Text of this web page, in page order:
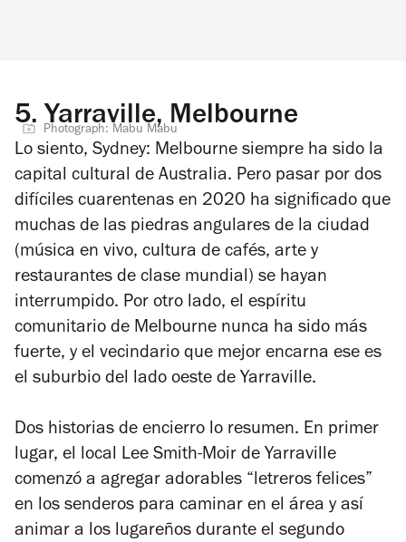
5. Yarraville, Melbourne
Photograph: Mabu Mabu
Lo siento, Sydney: Melbourne siempre ha sido la
capital cultural de Australia. Pero pasar por dos
difíciles cuarentenas en 2020 ha significado que
muchas de las piedras angulares de la ciudad
(música en vivo, cultura de cafés, arte y
restaurantes de clase mundial) se hayan
interrumpido. Por otro lado, el espíritu
comunitario de Melbourne nunca ha sido más
fuerte, y el vecindario que mejor encarna ese es
el suburbio del lado oeste de Yarraville.
Dos historias de encierro lo resumen. En primer
lugar, el local Lee Smith-Moir de Yarraville
comenzó a agregar adorables “letreros felices”
en los senderos para caminar en el área y así
animar a los lugareños durante el segundo